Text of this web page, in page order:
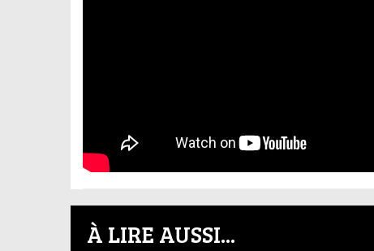
À LIRE AUSSI...